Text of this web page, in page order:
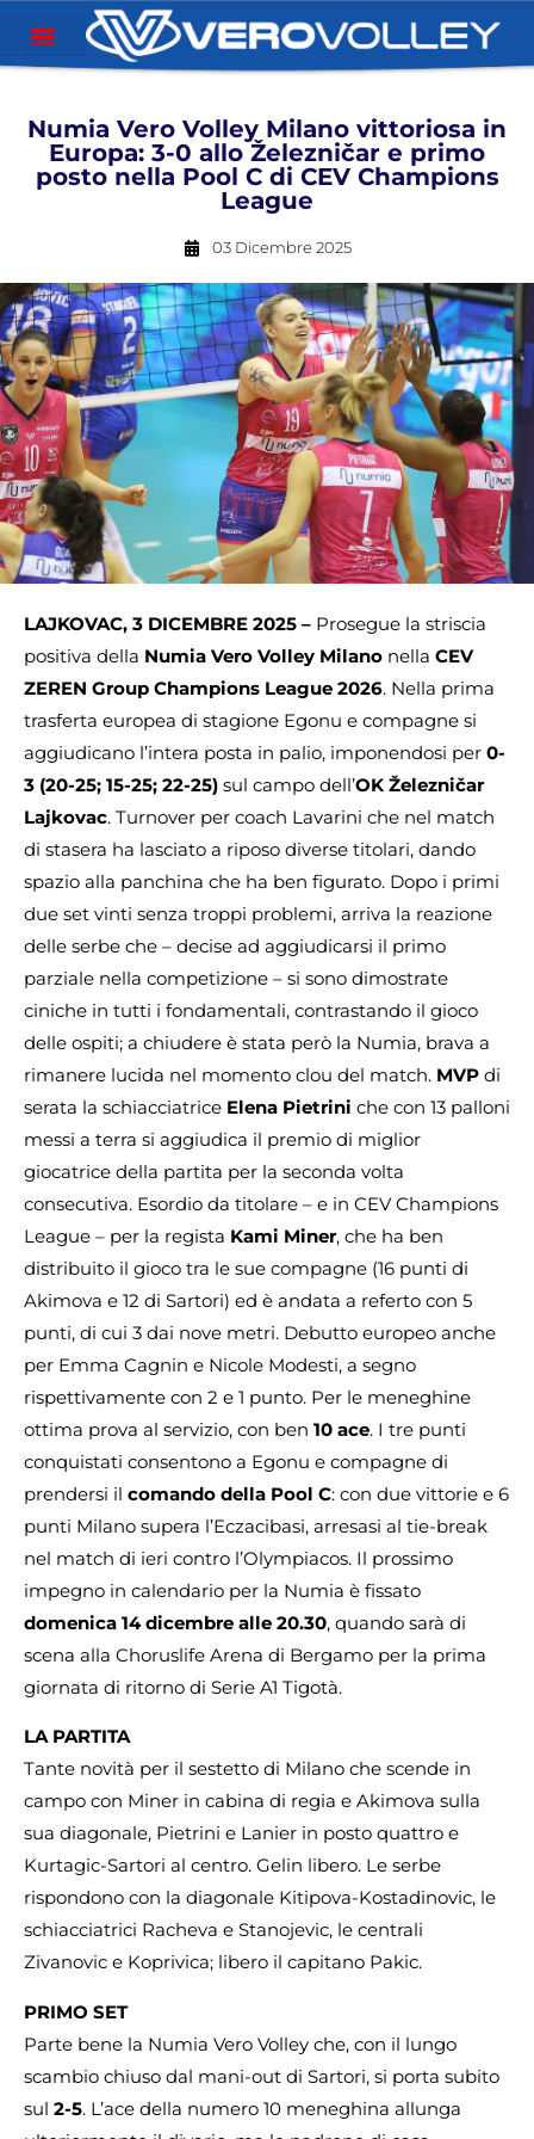
Numia Vero Volley Milano vittoriosa in
Europa: 3-0 allo Železničar e primo
posto nella Pool C di CEV Champions
League
03 Dicembre 2025
LAJKOVAC, 3 DICEMBRE 2025 – Prosegue la striscia
positiva della Numia Vero Volley Milano nella CEV
ZEREN Group Champions League 2026. Nella prima
trasferta europea di stagione Egonu e compagne si
aggiudicano l’intera posta in palio, imponendosi per 0-
3 (20-25; 15-25; 22-25) sul campo dell’OK Železničar
Lajkovac. Turnover per coach Lavarini che nel match
di stasera ha lasciato a riposo diverse titolari, dando
spazio alla panchina che ha ben figurato. Dopo i primi
due set vinti senza troppi problemi, arriva la reazione
delle serbe che – decise ad aggiudicarsi il primo
parziale nella competizione – si sono dimostrate
ciniche in tutti i fondamentali, contrastando il gioco
delle ospiti; a chiudere è stata però la Numia, brava a
rimanere lucida nel momento clou del match. MVP di
serata la schiacciatrice Elena Pietrini che con 13 palloni
messi a terra si aggiudica il premio di miglior
giocatrice della partita per la seconda volta
consecutiva. Esordio da titolare – e in CEV Champions
League – per la regista Kami Miner, che ha ben
distribuito il gioco tra le sue compagne (16 punti di
Akimova e 12 di Sartori) ed è andata a referto con 5
punti, di cui 3 dai nove metri. Debutto europeo anche
per Emma Cagnin e Nicole Modesti, a segno
rispettivamente con 2 e 1 punto. Per le meneghine
ottima prova al servizio, con ben 10 ace. I tre punti
conquistati consentono a Egonu e compagne di
prendersi il comando della Pool C: con due vittorie e 6
punti Milano supera l’Eczacibasi, arresasi al tie-break
nel match di ieri contro l’Olympiacos. Il prossimo
impegno in calendario per la Numia è fissato
domenica 14 dicembre alle 20.30, quando sarà di
scena alla Choruslife Arena di Bergamo per la prima
giornata di ritorno di Serie A1 Tigotà.
LA PARTITA
Tante novità per il sestetto di Milano che scende in
campo con Miner in cabina di regia e Akimova sulla
sua diagonale, Pietrini e Lanier in posto quattro e
Kurtagic-Sartori al centro. Gelin libero. Le serbe
rispondono con la diagonale Kitipova-Kostadinovic, le
schiacciatrici Racheva e Stanojevic, le centrali
Zivanovic e Koprivica; libero il capitano Pakic.
PRIMO SET
Parte bene la Numia Vero Volley che, con il lungo
scambio chiuso dal mani-out di Sartori, si porta subito
sul 2-5. L’ace della numero 10 meneghina allunga